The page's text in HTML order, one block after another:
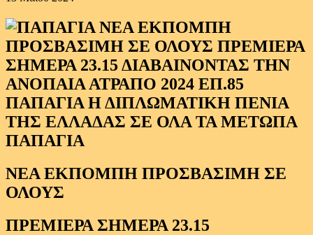
ΠΑΠΑΓΙΑ
ΝΕΑ ΕΚΠΟΜΠΗ ΠΡΟΣΒΑΣΙΜΗ ΣΕ
ΟΛΟΥΣ
ΠΡΕΜΙΕΡΑ ΣΗΜΕΡΑ 23.15